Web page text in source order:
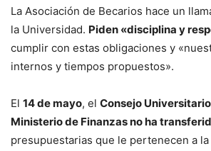
La Asociación de Becarios hace un
la Universidad. Piden «disciplina y
cumplir con estas obligaciones y
internos y tiempos propuestos».
El 14 de mayo, el Consejo Universitario
Ministerio de Finanzas no ha
presupuestarias que le pertenecen a